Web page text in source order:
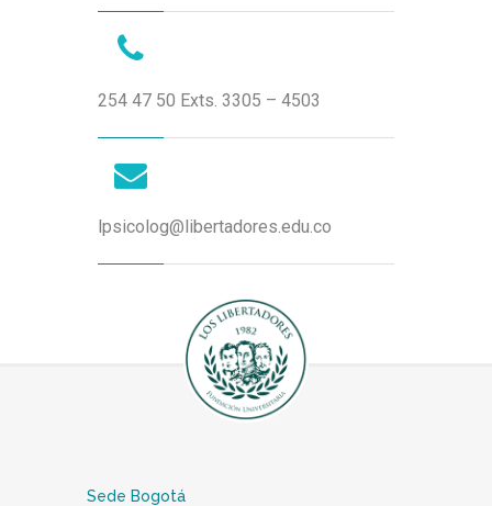
254 47 50 Exts. 3305 – 4503
lpsicolog@libertadores.edu.co
Sede Bogotá